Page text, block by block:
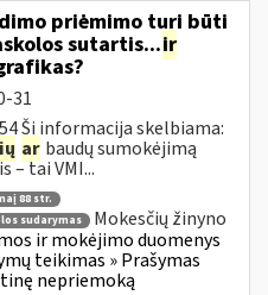
priėmimo turi būti
sutartis...ir
31
Ši informacija skelbiama:
ar baudų sumokėjimą
– tai VMI...
88 str.
sudarymas
Mokesčių žinyno
ir mokėjimo duomenys
teikimas » Prašymas
nepriemoką